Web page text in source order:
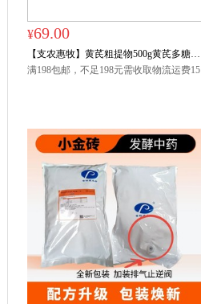
¥69.00
【支农惠牧】黄芪粗提物500g黄芪多糖粉
饲料添加剂
满198包邮，不足198元需收取物流运费15